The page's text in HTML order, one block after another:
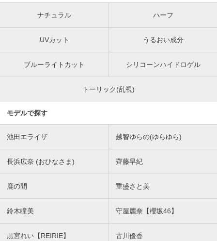
ナチュラル ハーフ
UVカット うるおい成分
ブルーライトカット シリコーンハイドロゲル
トーリック(乱視)
モデルで探す
池田エライザ 越智ゆらの(ゆらゆら)
長浜広奈 (おひなさま) 齊藤早紀
鹿の間 重盛さと美
鈴木瞳美 守屋麗奈【櫻坂46】
黒宮れい【REIRIE】 古川優香